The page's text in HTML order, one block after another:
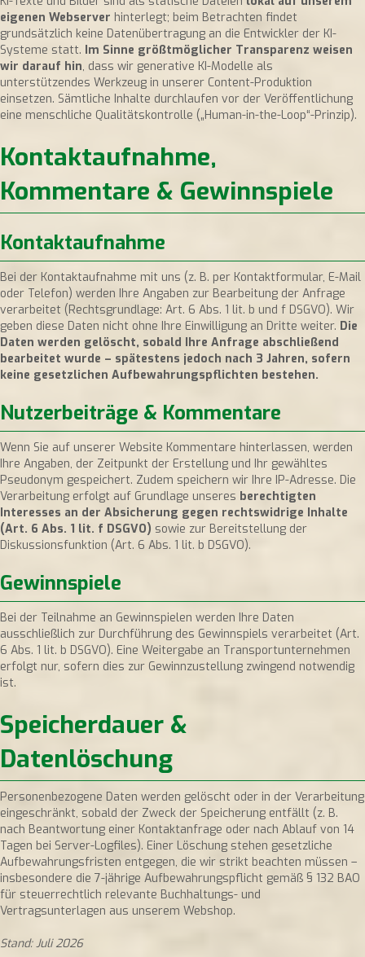
eigenen Webserver hinterlegt; beim Betrachten findet
grundsätzlich keine Datenübertragung an die Entwickler der KI-
Systeme statt. Im Sinne größtmöglicher Transparenz weisen
wir darauf hin, dass wir generative KI-Modelle als
unterstützendes Werkzeug in unserer Content-Produktion
einsetzen. Sämtliche Inhalte durchlaufen vor der Veröffentlichung
eine menschliche Qualitätskontrolle („Human-in-the-Loop“-Prinzip).
Kontaktaufnahme,
Kommentare & Gewinnspiele
Kontaktaufnahme
Bei der Kontaktaufnahme mit uns (z. B. per Kontaktformular, E-Mail
oder Telefon) werden Ihre Angaben zur Bearbeitung der Anfrage
verarbeitet (Rechtsgrundlage: Art. 6 Abs. 1 lit. b und f DSGVO). Wir
geben diese Daten nicht ohne Ihre Einwilligung an Dritte weiter. Die
Daten werden gelöscht, sobald Ihre Anfrage abschließend
bearbeitet wurde – spätestens jedoch nach 3 Jahren, sofern
keine gesetzlichen Aufbewahrungspflichten bestehen.
Nutzerbeiträge & Kommentare
Wenn Sie auf unserer Website Kommentare hinterlassen, werden
Ihre Angaben, der Zeitpunkt der Erstellung und Ihr gewähltes
Pseudonym gespeichert. Zudem speichern wir Ihre IP-Adresse. Die
Verarbeitung erfolgt auf Grundlage unseres berechtigten
Interesses an der Absicherung gegen rechtswidrige Inhalte
(Art. 6 Abs. 1 lit. f DSGVO) sowie zur Bereitstellung der
Diskussionsfunktion (Art. 6 Abs. 1 lit. b DSGVO).
Gewinnspiele
Bei der Teilnahme an Gewinnspielen werden Ihre Daten
ausschließlich zur Durchführung des Gewinnspiels verarbeitet (Art.
6 Abs. 1 lit. b DSGVO). Eine Weitergabe an Transportunternehmen
erfolgt nur, sofern dies zur Gewinnzustellung zwingend notwendig
ist.
Speicherdauer &
Datenlöschung
Personenbezogene Daten werden gelöscht oder in der Verarbeitung
eingeschränkt, sobald der Zweck der Speicherung entfällt (z. B.
nach Beantwortung einer Kontaktanfrage oder nach Ablauf von 14
Tagen bei Server-Logfiles). Einer Löschung stehen gesetzliche
Aufbewahrungsfristen entgegen, die wir strikt beachten müssen –
insbesondere die 7-jährige Aufbewahrungspflicht gemäß § 132 BAO
für steuerrechtlich relevante Buchhaltungs- und
Vertragsunterlagen aus unserem Webshop.
Stand: Juli 2026